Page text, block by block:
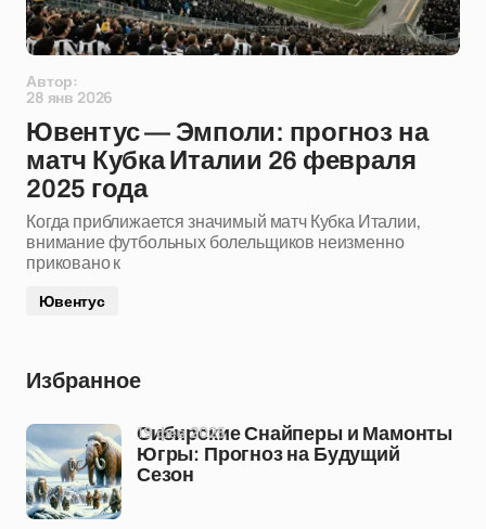
Автор:
28 янв 2026
Ювентус — Эмполи: прогноз на
матч Кубка Италии 26 февраля
2025 года
Когда приближается значимый матч Кубка Италии,
внимание футбольных болельщиков неизменно
приковано к
Ювентус
Избранное
Сибирские Снайперы и Мамонты
Югры: Прогноз на Будущий
Сезон
19 фев 2025